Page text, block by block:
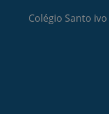
Colégio Santo ivo